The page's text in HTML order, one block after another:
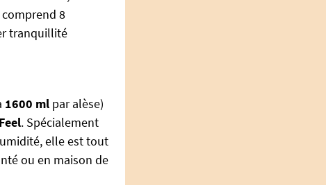
8
tranquillité
1600 ml par alèse)
. Spécialement
elle est tout
ou en maison de